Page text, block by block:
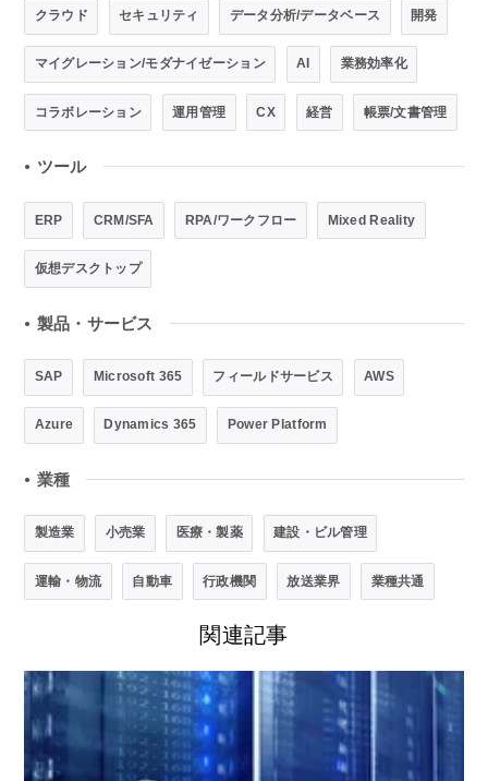
クラウド セキュリティ データ分析/データベース 開発
マイグレーション/モダナイゼーション AI 業務効率化
コラボレーション 運用管理 CX 経営 帳票/文書管理
● ツール
ERP CRM/SFA RPA/ワークフロー Mixed Reality
仮想デスクトップ
● 製品・サービス
SAP Microsoft 365 フィールドサービス AWS
Azure Dynamics 365 Power Platform
● 業種
製造業 小売業 医療・製薬 建設・ビル管理
運輸・物流 自動車 行政機関 放送業界 業種共通
関連記事